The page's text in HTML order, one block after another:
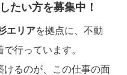
たい方を募集中！
エリアを拠点に、不動
行っています。
けるのが、この仕事の面